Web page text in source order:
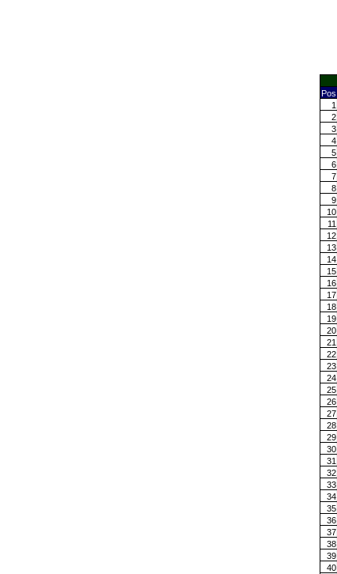
Pos
1
2
3
4
5
6
7
8
9
10
11
12
13
14
15
16
17
18
19
20
21
22
23
24
25
26
27
28
29
30
31
32
33
34
35
36
37
38
39
40